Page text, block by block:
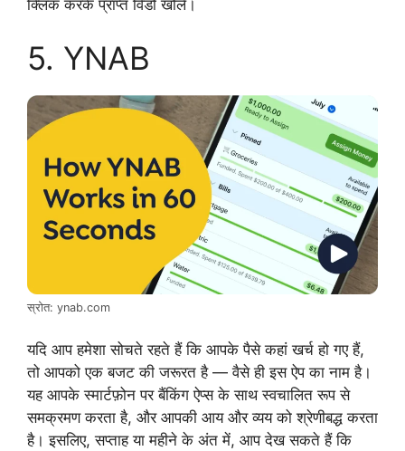
क्लिक करके प्राप्त विंडो खोलें।
5. YNAB
स्रोत: ynab.com
यदि आप हमेशा सोचते रहते हैं कि आपके पैसे कहां खर्च हो गए हैं,
तो आपको एक बजट की जरूरत है — वैसे ही इस ऐप का नाम है।
यह आपके स्मार्टफ़ोन पर बैंकिंग ऐप्स के साथ स्वचालित रूप से
समक्रमण करता है, और आपकी आय और व्यय को श्रेणीबद्ध करता
है। इसलिए, सप्ताह या महीने के अंत में, आप देख सकते हैं कि